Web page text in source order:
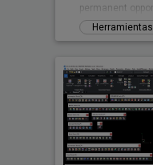
permanent
referenced